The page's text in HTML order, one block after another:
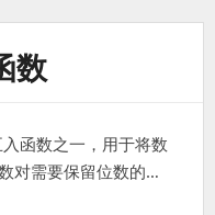
数
函数之一，用于将数
对需要保留位数的…